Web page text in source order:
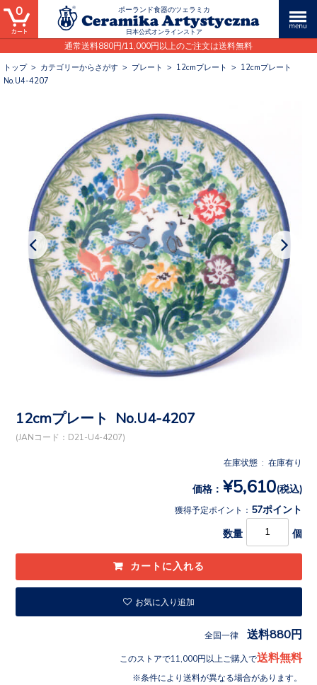
ポーランド食器のツェラミカ
日本公式オンラインストア
通常送料880円/11,000円以上のご注文は送料無料
0
トップ> カテゴリーからさがす > プレート > 12cmプレート > 12cmプレート
No.U4-4207
12cmプレート No.U4-4207
(JANコード：D21-U4-4207)
在庫状態 : 在庫有り
価格： ¥5,610(税込)
獲得予定ポイント： 57ポイント
数量 個
お気に入り追加
全国一律 送料880円
このストアで11,000円以上ご購入で送料無料
条件により送料が異なる場合があります。